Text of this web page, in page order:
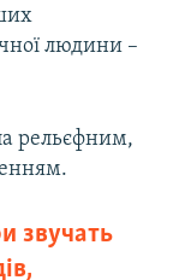
людини –
рельєфним,
звучать